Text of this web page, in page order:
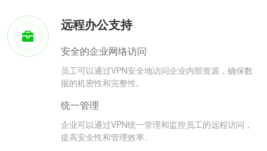
远程办公支持
安全的企业网络访问
员工可以通过VPN安全地访问企业内部资源，确保数
据的机密性和完整性。
统一管理
企业可以通过VPN统一管理和监控员工的远程访问，
提高安全性和管理效率。